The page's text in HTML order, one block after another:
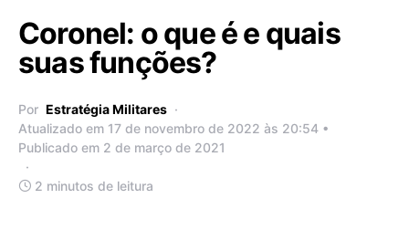
Coronel: o que é e quais
suas funções?
Por Estratégia Militares
Atualizado em 17 de novembro de 2022 às 20:54 •
Publicado em 2 de março de 2021
2 minutos de leitura